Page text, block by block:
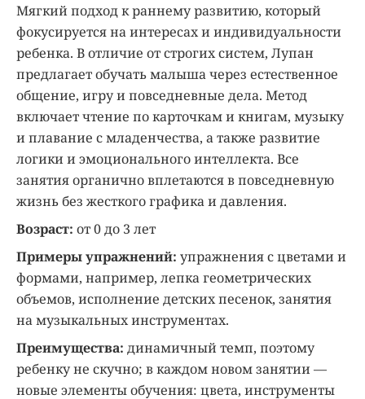
Мягкий подход к раннему развитию, который
фокусируется на интересах и индивидуальности
ребенка. В отличие от строгих систем, Лупан
предлагает обучать малыша через естественное
общение, игру и повседневные дела. Метод
включает чтение по карточкам и книгам, музыку
и плавание с младенчества, а также развитие
логики и эмоционального интеллекта. Все
занятия органично вплетаются в повседневную
жизнь без жесткого графика и давления.
Возраст: от 0 до 3 лет
Примеры упражнений: упражнения с цветами и
формами, например, лепка геометрических
объемов, исполнение детских песенок, занятия
на музыкальных инструментах.
Преимущества: динамичный темп, поэтому
ребенку не скучно; в каждом новом занятии —
новые элементы обучения: цвета, инструменты